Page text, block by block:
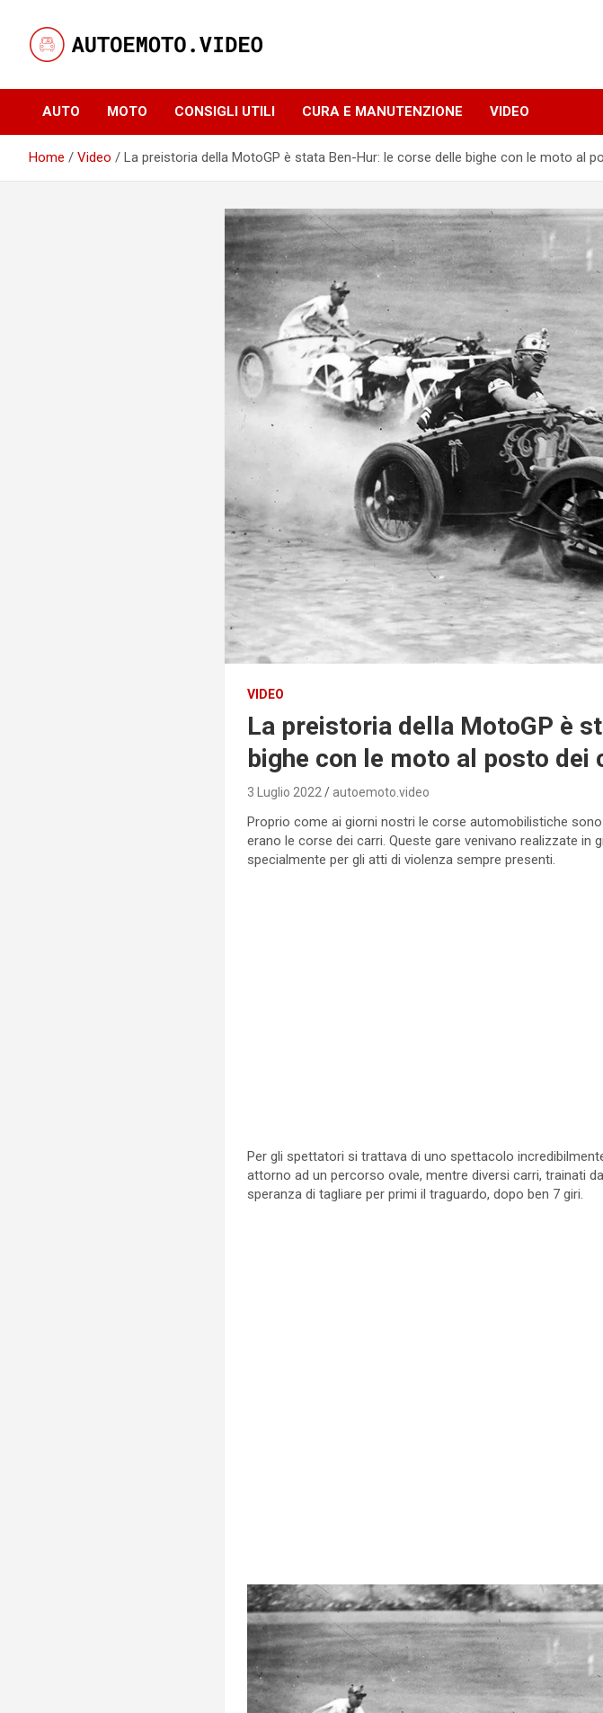
content
AutoeMoto.Video
AUTO MOTO CONSIGLI UTILI CURA E MANUTENZIONE VIDEO
Home Video La preistoria della MotoGP è stata Ben-Hur: le corse delle bighe con le moto al
VIDEO
La preistoria della MotoGP è
bighe con le moto al posto dei
3 Luglio 2022 autoemoto.video
Proprio come ai giorni nostri le corse automobilistiche
erano le corse dei carri. Queste gare venivano realizzate
specialmente per gli atti di violenza sempre presenti.
Per gli spettatori si trattava di uno spettacolo
attorno ad un percorso ovale, mentre diversi carri, trainati
speranza di tagliare per primi il traguardo, dopo ben 7 giri.